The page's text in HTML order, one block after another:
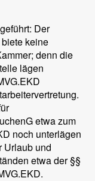
Der
keine
denn die
lägen
etwa zum
noch unterlägen
Urlaub und
etwa der §§